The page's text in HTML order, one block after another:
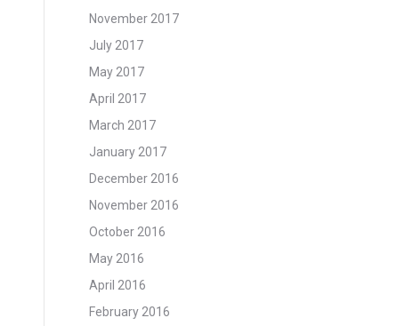
November 2017
July 2017
May 2017
April 2017
March 2017
January 2017
December 2016
November 2016
October 2016
May 2016
April 2016
February 2016